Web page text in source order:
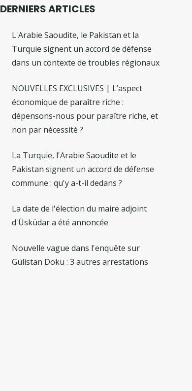
DERNIERS ARTICLES
L'Arabie Saoudite, le Pakistan et la
Turquie signent un accord de défense
dans un contexte de troubles régionaux
NOUVELLES EXCLUSIVES | L’aspect
économique de paraître riche :
dépensons-nous pour paraître riche, et
non par nécessité ?
La Turquie, l'Arabie Saoudite et le
Pakistan signent un accord de défense
commune : qu'y a-t-il dedans ?
La date de l'élection du maire adjoint
d'Üsküdar a été annoncée
Nouvelle vague dans l'enquête sur
Gülistan Doku : 3 autres arrestations